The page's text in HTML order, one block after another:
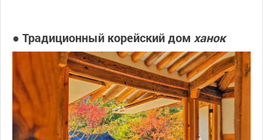
● Традиционный корейский дом ханок